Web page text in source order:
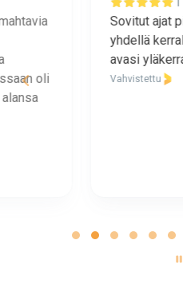
Sovitut ajat pitivät,
yhdellä kerralla ja
avasi yläkerran kph
Vahvistettu